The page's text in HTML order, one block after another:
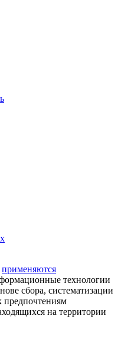
применяются
технологии
сбора, систематизации
предпочтениям
на территории